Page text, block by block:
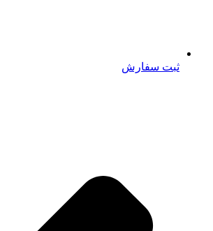
ثبت سفارش